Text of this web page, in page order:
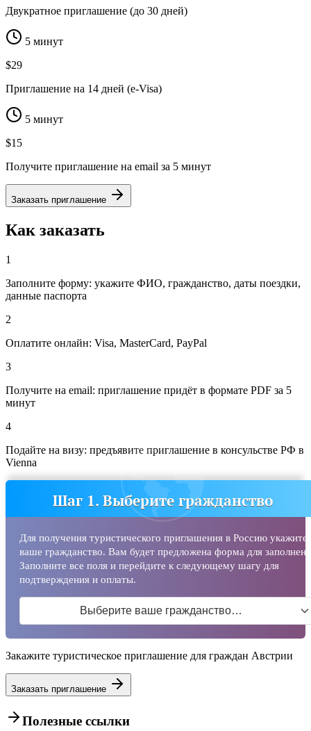
Двукратное приглашение (до 30 дней)
5 минут
$29
Приглашение на 14 дней (e-Visa)
5 минут
$15
Получите приглашение на email за 5 минут
Заказать приглашение
Как заказать
1
Заполните форму: укажите ФИО, гражданство, даты поездки,
данные паспорта
2
Оплатите онлайн: Visa, MasterCard, PayPal
3
Получите на email: приглашение придёт в формате PDF за 5
минут
4
Подайте на визу: предъявите приглашение в консульстве РФ в
Vienna
Шаг 1. Выберите гражданство
Для получения туристического приглашения в Россию укажите
ваше гражданство. Вам будет предложена форма для
Заполните все поля и перейдите к следующему шагу для
подтверждения и оплаты.
Выберите ваше гражданство…
Закажите туристическое приглашение для граждан Австрии
Заказать приглашение
Полезные ссылки